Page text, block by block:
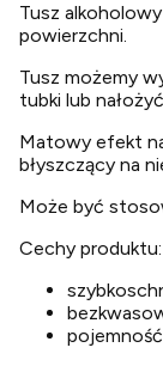
Tusz
powierzchni.
Tusz możemy
tubki lub
Matowy efekt
błyszczący na
Może być
Cechy produktu: